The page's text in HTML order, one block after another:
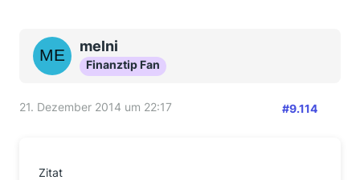
melni
Finanztip Fan
21. Dezember 2014 um 22:17 #9.114
Zitat